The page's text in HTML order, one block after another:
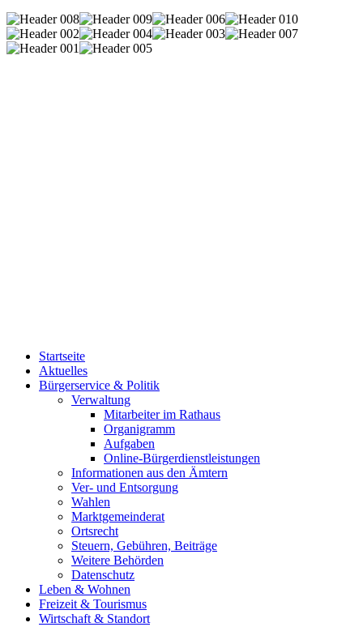
Startseite
Aktuelles
Bürgerservice & Politik
Verwaltung
Mitarbeiter im Rathaus
Organigramm
Aufgaben
Online-Bürgerdienstleistungen
Informationen aus den Ämtern
Ver- und Entsorgung
Wahlen
Marktgemeinderat
Ortsrecht
Steuern, Gebühren, Beiträge
Weitere Behörden
Datenschutz
Leben & Wohnen
Freizeit & Tourismus
Wirtschaft & Standort